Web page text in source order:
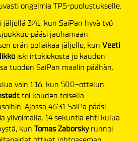
ongelmia TPS-puolustukselle.
3:41, kun SaiPan hyvä työ
pääsi jauhamaan
erän peliaikaa jäljelle, kun Veeti
iski irtokiekosta jo kauden
tuoden SaiPan maalin päähän.
vain 1:16, kun 500-ottelun
toi kauden toisella
Ajassa 46:31 SaiPa pääsi
ylivoimalla. 14 sekuntia ehti kulua
kun Tomas Zaborsky runnoi